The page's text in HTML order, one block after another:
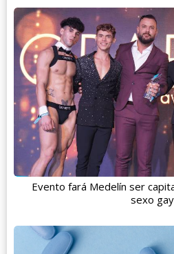
Evento fará Medelín ser
sexo gay